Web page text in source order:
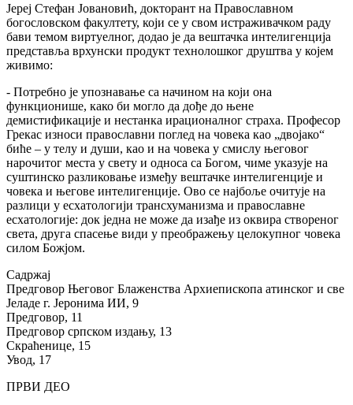
Јереј Стефан Јовановић, докторант на Православном
богословском факултету, који се у свом истраживачком раду
бави темом виртуелног, додао је да вештачка интелигенција
представља врхунски продукт технолошког друштва у којем
живимо:
- Потребно је упознавање са начином на који она
функционише, како би могло да дође до њене
демистификације и нестанка ирационалног страха. Професор
Грекас износи православни поглед на човека као „двојако“
биће – у телу и души, као и на човека у смислу његовог
нарочитог места у свету и односа са Богом, чиме указује на
суштинско разликовање између вештачке интелигенције и
човека и његове интелигенције. Ово се најбоље очитује на
разлици у есхатологији трансхуманизма и православне
есхатологије: док једна не може да изађе из оквира створеног
света, друга спасење види у преображењу целокупног човека
силом Божјом.
Садржај
Предговор Његовог Блаженства Архиепископа атинског и све
Јеладе г. Јеронима ИИ, 9
Предговор, 11
Предговор српском издању, 13
Скраћенице, 15
Увод, 17
ПРВИ ДЕО